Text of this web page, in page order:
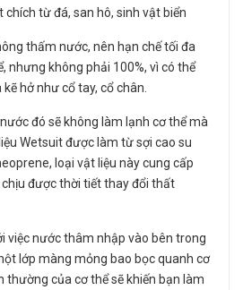
chích từ đá, san hô, sinh vật biển
thấm nước, nên hạn chế tối đa
nhưng không phải 100%, vì có thể
hở như cổ tay, cổ chân.
đó sẽ không làm lạnh cơ thể mà
Wetsuit được làm từ sợi cao su
loại vật liệu này cung cấp
được thời tiết thay đổi thất
việc nước thâm nhập vào bên trong
lớp màng mỏng bao bọc quanh cơ
thường của cơ thể sẽ khiến bạn làm